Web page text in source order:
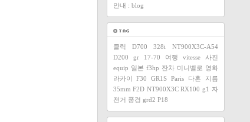
안내 : blog
클릭 D700 328i
NT900X3C-A54
D200
gr 17-70 여행 vitesse
사진
equip 일본 f3hp 잔차 미니벨로 영화
라카이
F30 GR1S Paris 다혼
지름
35mm F2D NT900X3C RX100 g1 자
전거 풍경 grd2 P18